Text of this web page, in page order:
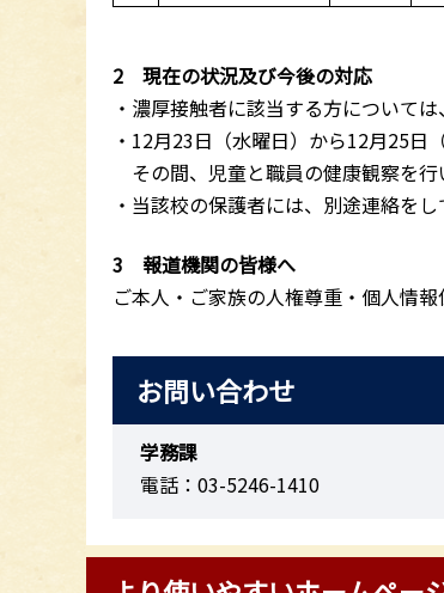
2 現在の状況及び今後の対応
・濃厚接触者に該当する方については
・12月23日（水曜日）から12月25日
その間、児童と職員の健康観察を行
・当該校の保護者には、別途連絡をし
3 報道機関の皆様へ
ご本人・ご家族の人権尊重・個人情
お問い合わせ
学務課
電話：03-5246-1410